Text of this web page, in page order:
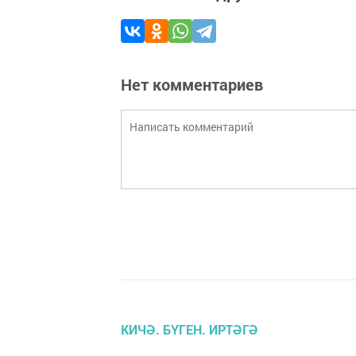
Нет комментариев
КИЧӘ. БҮГЕН. ИРТӘГӘ